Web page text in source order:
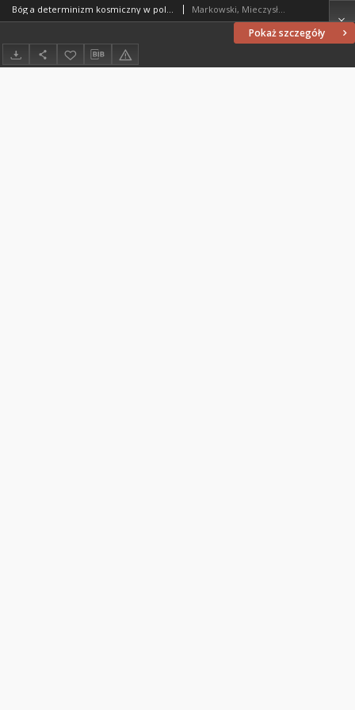
Pokaż szczegóły
Bóg a determinizm kosmiczny w polskich dziełach astrologicznych doby przedkopernikańskiej Markowski, Mieczysław (1929-2011)